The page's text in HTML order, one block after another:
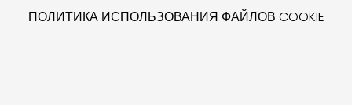
ПОЛИТИКА ИСПОЛЬЗОВАНИЯ ФАЙЛОВ COOKIE